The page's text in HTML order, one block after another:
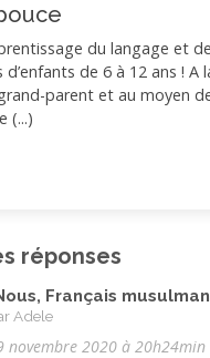
du langage et
de 6 à 12 ans ! A
parent et au moyen
(...)
réponses
Français
Adele
novembre 2020 à 20h24min